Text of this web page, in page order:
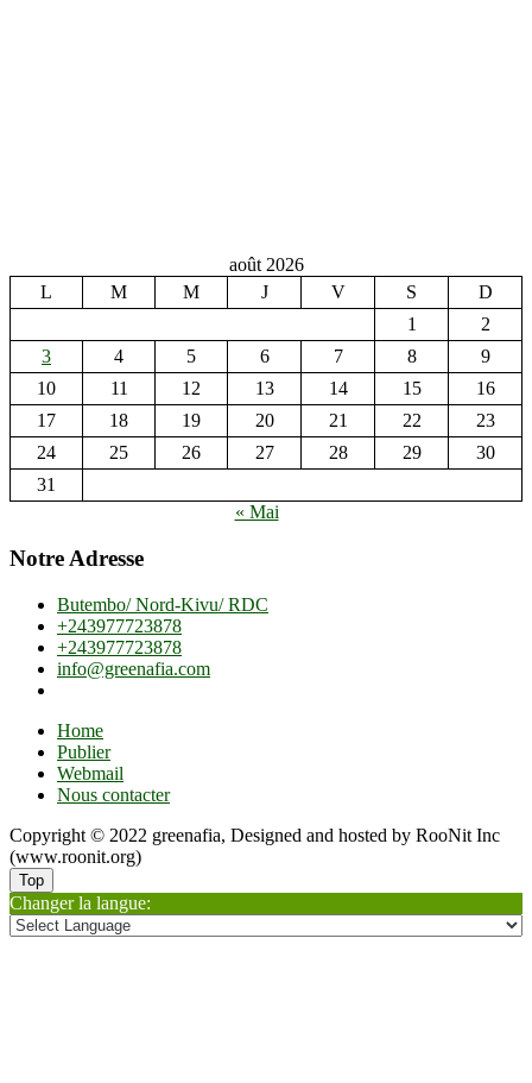
août 2026
L
M M J V S
D
1
2
3
4 5 6 7 8
9
10
11 12 13 14 15
16
17
18 19 20 21 22
23
24
25 26 27 28 29
30
31
« Mai
Notre Adresse
Butembo/ Nord-Kivu/ RDC
+243977723878
+243977723878
info@greenafia.com
Home
Publier
Webmail
Nous contacter
Copyright © 2022 greenafia, Designed and hosted by RooNit Inc
(www.roonit.org)
Top
Changer la langue: